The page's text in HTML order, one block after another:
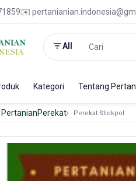
✉️
All
Kategori Tentang
Perekat Perekat Stickpol